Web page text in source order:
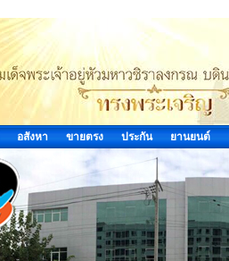
อสังหา ขายตรง ประกัน ยานยนต์